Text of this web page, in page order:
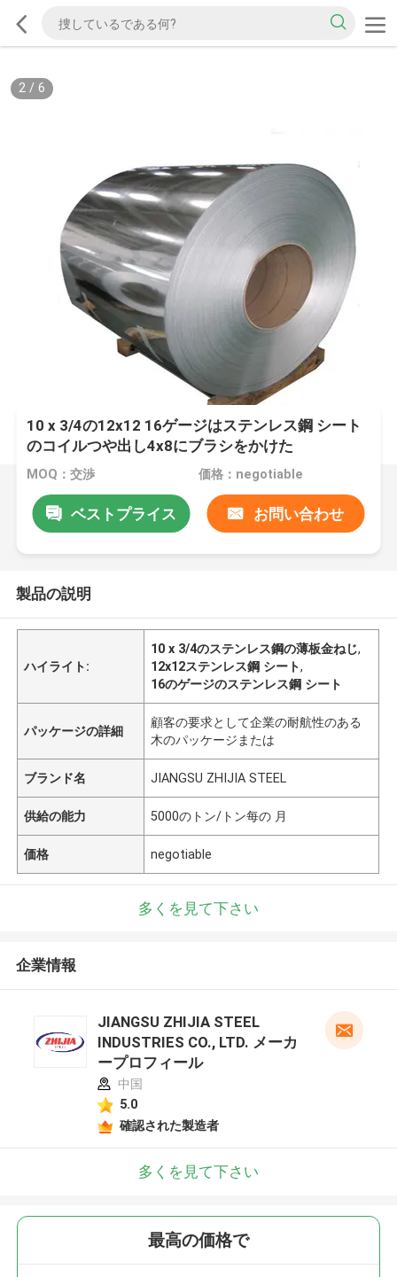
2/ 6
10 x 3/4の12x12 16ゲージはステンレス鋼 シート
のコイルつや出し4x8にブラシをかけた
MOQ：交渉 価格：negotiable
ベストプライス お問い合わせ
製品の説明
ハイライト:
10 x 3/4のステンレス鋼の薄板金ねじ,
12x12ステンレス鋼 シート,
16のゲージのステンレス鋼 シート
パッケージの詳細
顧客の要求として企業の耐航性のある
木のパッケージまたは
ブランド名 JIANGSU ZHIJIA STEEL
供給の能力 5000のトン/トン每の 月
価格 negotiable
多くを見て下さい
企業情報
JIANGSU ZHIJIA STEEL
INDUSTRIES CO., LTD. メーカ
ープロフィール
中国
5.0
確認された製造者
多くを見て下さい
最高の価格で